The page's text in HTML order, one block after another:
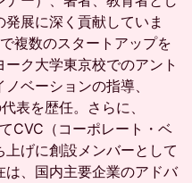
展に深く貢献していま
複数のスタートアップを
ク大学東京校でのアント
ベーションの指導、
を歴任。さらに、
CVC（コーポレート・ベ
げに創設メンバーとして
、国内主要企業のアドバ